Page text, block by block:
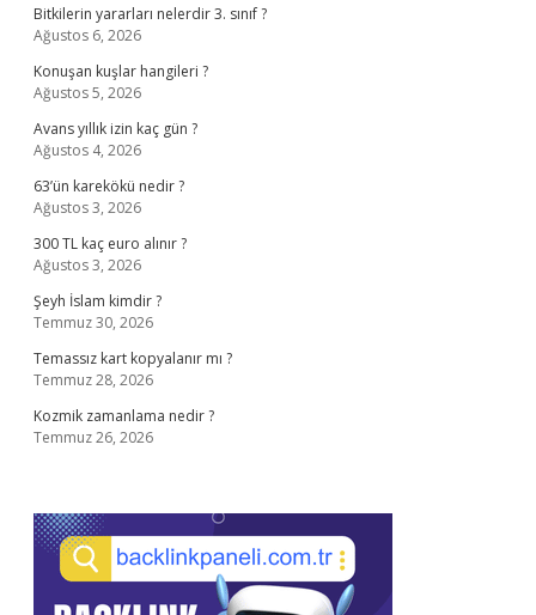
Bitkilerin yararları nelerdir 3. sınıf ?
Ağustos 6, 2026
Konuşan kuşlar hangileri ?
Ağustos 5, 2026
Avans yıllık izin kaç gün ?
Ağustos 4, 2026
63’ün karekökü nedir ?
Ağustos 3, 2026
300 TL kaç euro alınır ?
Ağustos 3, 2026
Şeyh İslam kimdir ?
Temmuz 30, 2026
Temassız kart kopyalanır mı ?
Temmuz 28, 2026
Kozmik zamanlama nedir ?
Temmuz 26, 2026